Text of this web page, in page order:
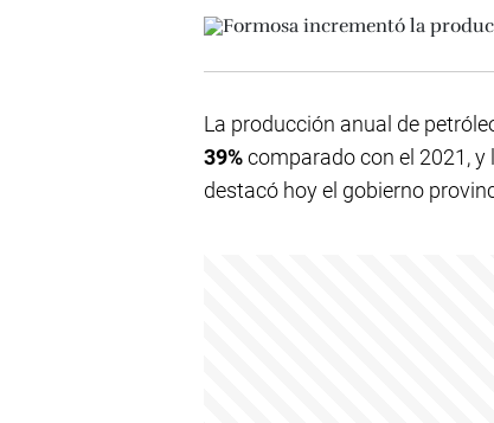
La producción anual de
39%comparado con el 2021,
destacó hoy el gobierno